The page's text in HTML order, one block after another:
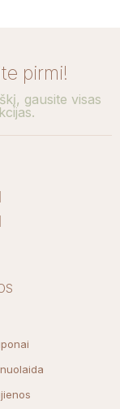
pirmi!
gausite visas